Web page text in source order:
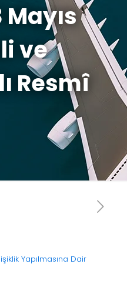
Mayıs
ve
Resmî
Yapılmasına Dair